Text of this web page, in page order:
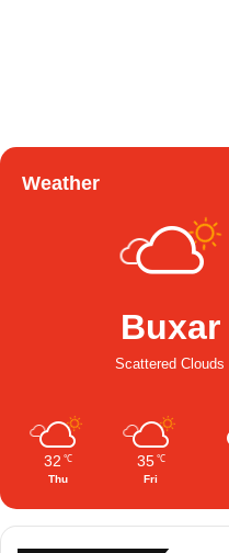
Weather
Buxar
Scattered Clouds
32 ℃
Thu
35 ℃
Fri